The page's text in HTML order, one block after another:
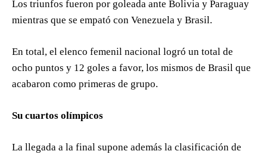
Los triunfos fueron por goleada ante Bolivia y Paraguay
mientras que se empató con Venezuela y Brasil.
En total, el elenco femenil nacional logró un total de
ocho puntos y 12 goles a favor, los mismos de Brasil que
acabaron como primeras de grupo.
Su cuartos olímpicos
La llegada a la final supone además la clasificación de